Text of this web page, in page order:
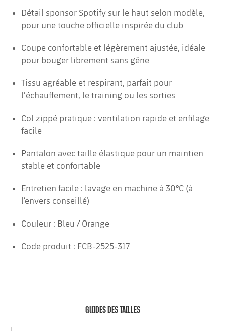
Détail sponsor Spotify sur le haut selon modèle,
pour une touche officielle inspirée du club
Coupe confortable et légèrement ajustée, idéale
pour bouger librement sans gêne
Tissu agréable et respirant, parfait pour
l’échauffement, le training ou les sorties
Col zippé pratique : ventilation rapide et enfilage
facile
Pantalon avec taille élastique pour un maintien
stable et confortable
Entretien facile : lavage en machine à 30°C (à
l’envers conseillé)
Couleur : Bleu / Orange
Code produit : FCB-2525-317
GUIDES DES TAILLES